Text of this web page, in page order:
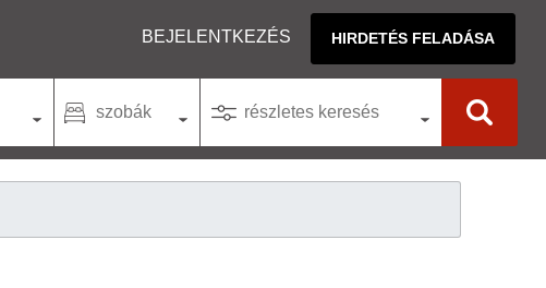
BEJELENTKEZÉS HIRDETÉS FELADÁSA
szobák részletes keresés